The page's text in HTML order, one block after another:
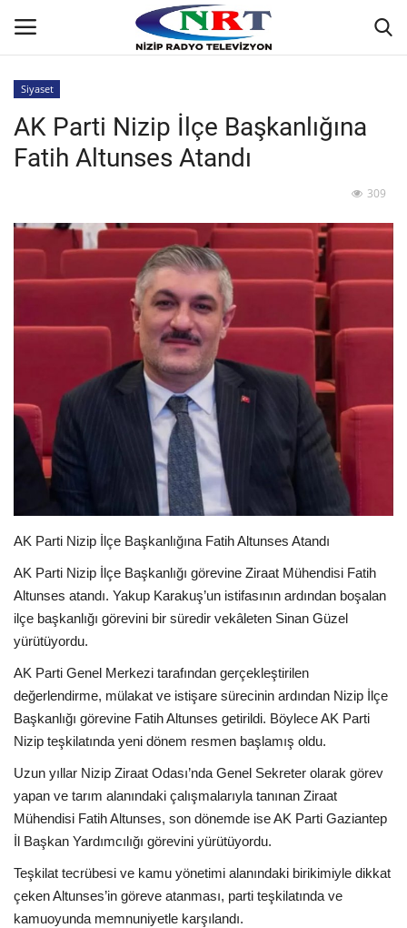
Ana
GÜNDEM
Spor
EĞİTİM
Resmiilan
Siyaset
AK Parti Nizip İlçe Başkanlığına
Fatih Altunses Atandı
309
AK Parti Nizip İlçe Başkanlığına Fatih Altunses Atandı
AK Parti Nizip İlçe Başkanlığı görevine Ziraat Mühendisi Fatih
Altunses atandı. Yakup Karakuş’un istifasının ardından boşalan
ilçe başkanlığı görevini bir süredir vekâleten Sinan Güzel
yürütüyordu.
AK Parti Genel Merkezi tarafından gerçekleştirilen
değerlendirme, mülakat ve istişare sürecinin ardından Nizip İlçe
Başkanlığı görevine Fatih Altunses getirildi. Böylece AK Parti
Nizip teşkilatında yeni dönem resmen başlamış oldu.
Uzun yıllar Nizip Ziraat Odası’nda Genel Sekreter olarak görev
yapan ve tarım alanındaki çalışmalarıyla tanınan Ziraat
Mühendisi Fatih Altunses, son dönemde ise AK Parti Gaziantep
İl Başkan Yardımcılığı görevini yürütüyordu.
Teşkilat tecrübesi ve kamu yönetimi alanındaki birikimiyle dikkat
çeken Altunses’in göreve atanması, parti teşkilatında ve
kamuoyunda memnuniyetle karşılandı.